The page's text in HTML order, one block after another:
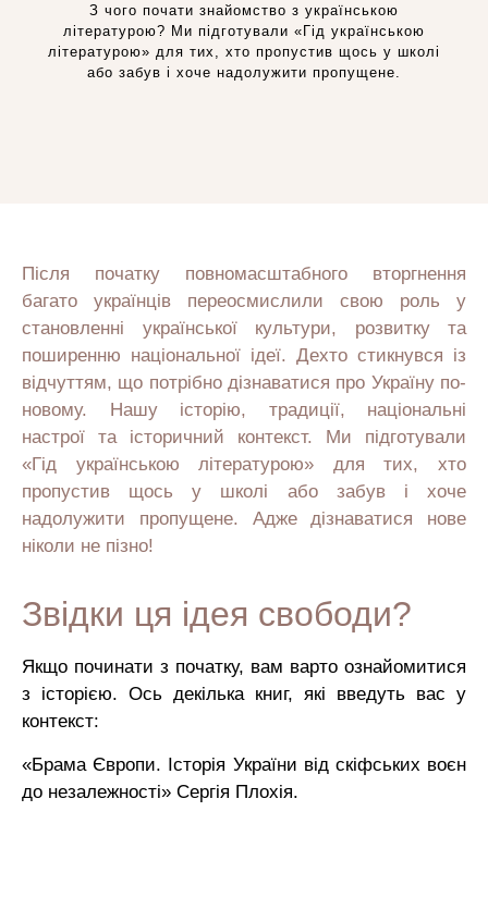
З чого почати знайомство з українською
літературою? Ми підготували «Гід українською
літературою» для тих, хто пропустив щось у школі
або забув і хоче надолужити пропущене.
Після початку повномасштабного вторгнення
багато українців переосмислили свою роль у
становленні української культури, розвитку та
поширенню національної ідеї. Дехто стикнувся із
відчуттям, що потрібно дізнаватися про Україну по-
новому. Нашу історію, традиції, національні
настрої та історичний контекст. Ми підготували
«Гід українською літературою» для тих, хто
пропустив щось у школі або забув і хоче
надолужити пропущене. Адже дізнаватися нове
ніколи не пізно!
Звідки ця ідея свободи?
Якщо починати з початку, вам варто ознайомитися
з історією. Ось декілька книг, які введуть вас у
контекст:
«Брама Європи. Історія України від скіфських воєн
до незалежності» Сергія Плохія.